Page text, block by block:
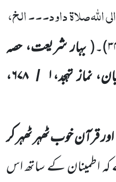
اللّٰہ صلاۃ داود۔۔۔ الخ،
)۔(بہار شریعت، حصہ
نماز تہجد،۱ /
۶۷۸،
قرآن خوب ٹھہر ٹھہر کر
اطمینان کےساتھ اس